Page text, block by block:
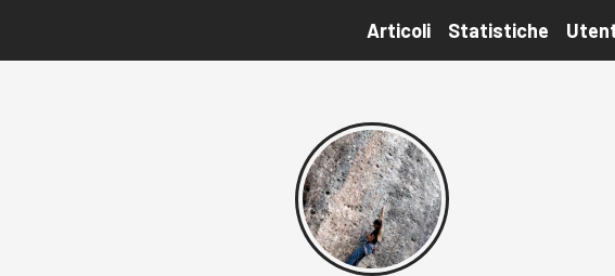
Articoli Statistiche